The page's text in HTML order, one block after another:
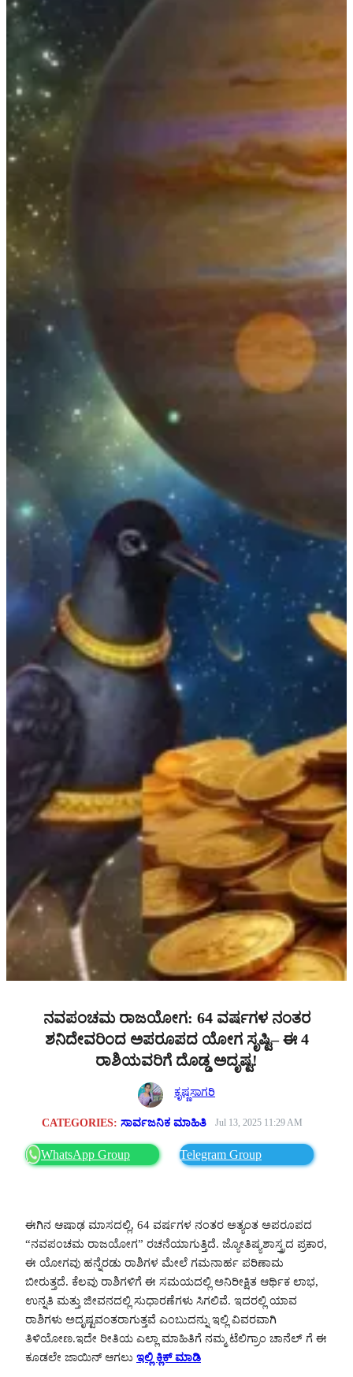
ನವಪಂಚಮ ರಾಜಯೋಗ: 64 ವರ್ಷಗಳ ನಂತರ
ಶನಿದೇವರಿಂದ ಅಪರೂಪದ ಯೋಗ ಸೃಷ್ಟಿ– ಈ 4
ರಾಶಿಯವರಿಗೆ ದೊಡ್ಡ ಅದೃಷ್ಟ!
ಕೃಷ್ಣಸಾಗರಿ
CATEGORIES:ಸಾರ್ವಜನಿಕ ಮಾಹಿತಿ Jul 13, 2025 11:29 AM
WhatsApp Group Telegram Group
ಈಗಿನ ಆಷಾಢ ಮಾಸದಲ್ಲಿ, 64 ವರ್ಷಗಳ ನಂತರ ಅತ್ಯಂತ ಅಪರೂಪದ
“ನವಪಂಚಮ ರಾಜಯೋಗ” ರಚನೆಯಾಗುತ್ತಿದೆ. ಜ್ಯೋತಿಷ್ಯಶಾಸ್ತ್ರದ ಪ್ರಕಾರ,
ಈ ಯೋಗವು ಹನ್ನೆರಡು ರಾಶಿಗಳ ಮೇಲೆ ಗಮನಾರ್ಹ ಪರಿಣಾಮ
ಬೀರುತ್ತದೆ. ಕೆಲವು ರಾಶಿಗಳಿಗೆ ಈ ಸಮಯದಲ್ಲಿ ಅನಿರೀಕ್ಷಿತ ಆರ್ಥಿಕ ಲಾಭ,
ಉನ್ನತಿ ಮತ್ತು ಜೀವನದಲ್ಲಿ ಸುಧಾರಣೆಗಳು ಸಿಗಲಿವೆ. ಇದರಲ್ಲಿ ಯಾವ
ರಾಶಿಗಳು ಅದೃಷ್ಟವಂತರಾಗುತ್ತವೆ ಎಂಬುದನ್ನು ಇಲ್ಲಿ ವಿವರವಾಗಿ
ತಿಳಿಯೋಣ.ಇದೇ ರೀತಿಯ ಎಲ್ಲಾ ಮಾಹಿತಿಗೆ ನಮ್ಮ ಟೆಲಿಗ್ರಾಂ ಚಾನೆಲ್ ಗೆ ಈ
ಕೂಡಲೇ ಜಾಯಿನ್ ಆಗಲು ಇಲ್ಲಿ ಕ್ಲಿಕ್ ಮಾಡಿ